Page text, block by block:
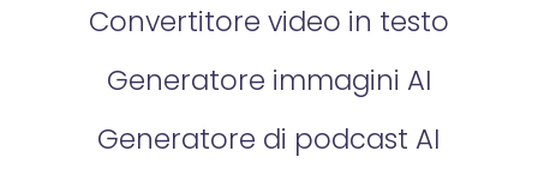
Convertitore video in testo
Generatore immagini AI
Generatore di podcast AI